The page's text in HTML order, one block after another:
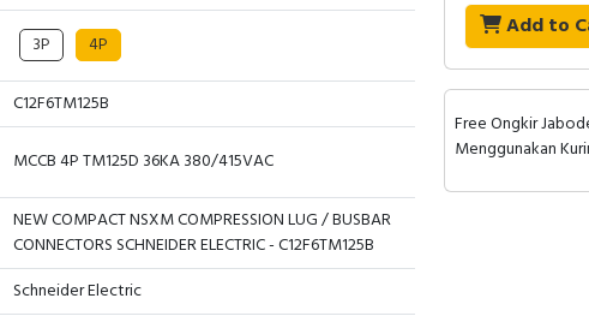
3P 4P
C12F6TM125B
MCCB 4P TM125D 36KA 380/415VAC
NEW COMPACT NSXM COMPRESSION LUG / BUSBAR
CONNECTORS SCHNEIDER ELECTRIC - C12F6TM125B
Schneider Electric
Add to
Free Ongkir
Menggunakan